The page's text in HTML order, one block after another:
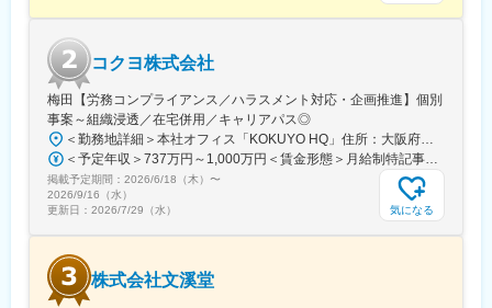
グループの流通・生産・商品開発力を活かし、顧客や時代のニー
ズに応じて新たな価値を創造。挑戦と成長を後押しする社風と安
定した経営基盤、多様な福利厚生が整っています。
変更の範囲：会社の定める業務
コクヨ株式会社
梅田【労務コンプライアンス／ハラスメント対応・企画推進】個別
事案～組織浸透／在宅併用／キャリアパス◎
＜勤務地詳細＞本社オフィス「KOKUYO HQ」住所：大阪府大阪市北区大深町5番54号 グラングリーン大阪 パークタワー 14階勤務地最寄駅：JR線／大阪駅受動喫煙対策：屋内全面禁煙変更の範囲：会社の定める事業所（リモートワーク含む）
＜予定年収＞737万円～1,000万円＜賃金形態＞月給制特記事項無し＜賃金内訳＞月額（基本給）：390,000円～600,000円＜月給＞390,000円～600,000円＜昇給有無＞有＜残業手当＞有＜給与補足＞※前職の経験／スキル等を考慮して決定します賃金はあくまでも目安の金額であり、選考を通じて上下する可能性があります。月給(月額)は固定手当を含めた表記です。
掲載予定期間： 2026/6/18（木） 〜
2026/9/16（水）
更新日： 2026/7/29（水） 気になる
株式会社文溪堂